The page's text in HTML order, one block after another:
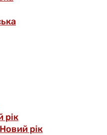
рік
рік